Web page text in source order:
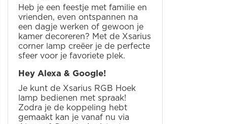
Heb je een feestje met familie en
vrienden, even ontspannen na
een dagje werken of gewoon je
kamer decoreren? Met de Xsarius
corner lamp creëer je de perfecte
sfeer voor je favoriete plek.
Hey Alexa & Google!
Je kunt de Xsarius RGB Hoek
lamp bedienen met spraak!
Zodra je de koppeling hebt
gemaakt kan je vanaf nu via